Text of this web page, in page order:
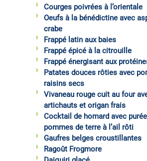
Courges poivrées à l’orientale
Oeufs à la bénédictine avec
crabe
Frappé latin aux baies
Frappé épicé à la citrouille
Frappé énergisant aux
Patates douces rôties avec
raisins secs
Vivaneau rouge cuit au four
artichauts et origan frais
Cocktail de homard avec
pommes de terre à l’ail rôti
Gaufres belges croustillantes
Ragoût Frogmore